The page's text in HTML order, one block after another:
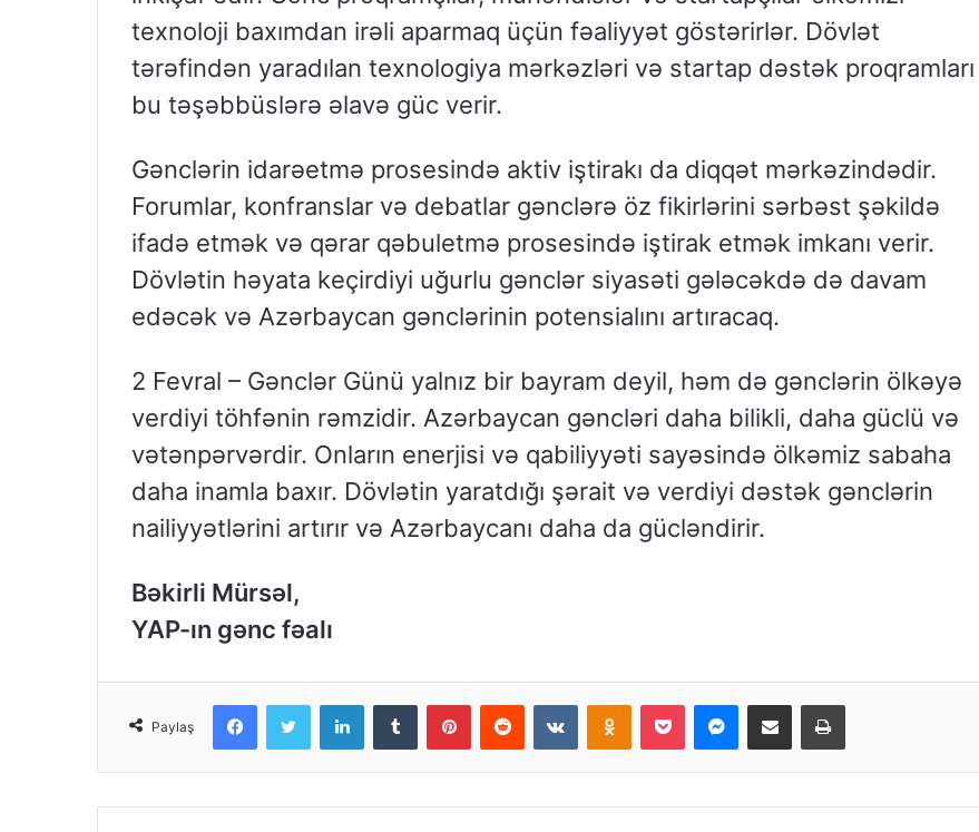
texnoloji baxımdan irəli aparmaq üçün fəaliyyət göstərirlər. Dövlət
tərəfindən yaradılan texnologiya mərkəzləri və startap dəstək proqramları
bu təşəbbüslərə əlavə güc verir.
Gənclərin idarəetmə prosesində aktiv iştirakı da diqqət mərkəzindədir.
Forumlar, konfranslar və debatlar gənclərə öz fikirlərini sərbəst şəkildə
ifadə etmək və qərar qəbuletmə prosesində iştirak etmək imkanı verir.
Dövlətin həyata keçirdiyi uğurlu gənclər siyasəti gələcəkdə də davam
edəcək və Azərbaycan gənclərinin potensialını artıracaq.
2 Fevral – Gənclər Günü yalnız bir bayram deyil, həm də gənclərin ölkəyə
verdiyi töhfənin rəmzidir. Azərbaycan gəncləri daha bilikli, daha güclü və
vətənpərvərdir. Onların enerjisi və qabiliyyəti sayəsində ölkəmiz sabaha
daha inamla baxır. Dövlətin yaratdığı şərait və verdiyi dəstək gənclərin
nailiyyətlərini artırır və Azərbaycanı daha da gücləndirir.
Bəkirli Mürsəl,
YAP-ın gənc fəalı
Paylaş